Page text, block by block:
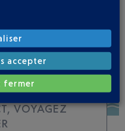
VOYAGEZ
accepter
fermer